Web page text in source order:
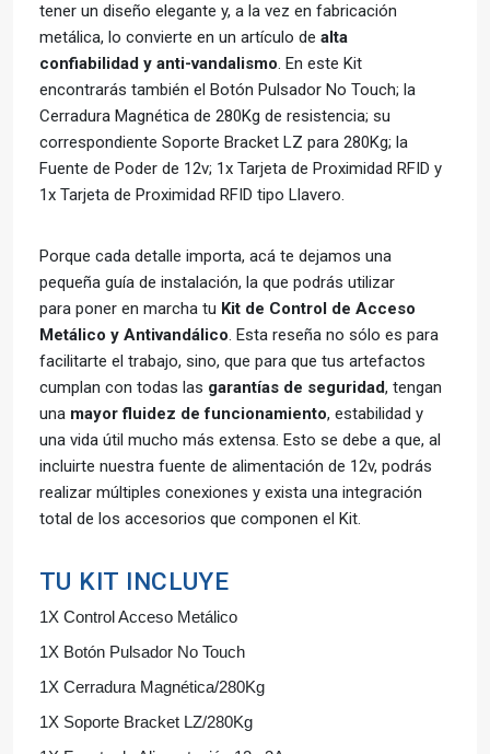
tener un diseño elegante y, a la vez en fabricación
metálica, lo convierte en un artículo de alta
confiabilidad y anti-vandalismo. En este Kit
encontrarás también el Botón Pulsador No Touch; la
Cerradura Magnética de 280Kg de resistencia; su
correspondiente Soporte Bracket LZ para 280Kg; la
Fuente de Poder de 12v; 1x Tarjeta de Proximidad RFID y
1x Tarjeta de Proximidad RFID tipo Llavero.
Porque cada detalle importa, acá te dejamos una
pequeña guía de instalación, la que podrás utilizar
para poner en marcha tu Kit de Control de Acceso
Metálico y Antivandálico. Esta reseña no sólo es para
facilitarte el trabajo, sino, que para que tus artefactos
cumplan con todas las garantías de seguridad, tengan
una mayor fluidez de funcionamiento, estabilidad y
una vida útil mucho más extensa. Esto se debe a que, al
incluirte nuestra fuente de alimentación de 12v, podrás
realizar múltiples conexiones y exista una integración
total de los accesorios que componen el Kit.
TU KIT INCLUYE
1X Control Acceso Metálico
1X Botón Pulsador No Touch
1X Cerradura Magnética/280Kg
1X Soporte Bracket LZ/280Kg